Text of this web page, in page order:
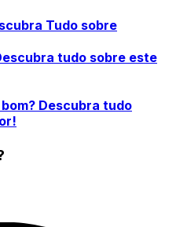
Tudo sobre
tudo sobre este
Descubra tudo